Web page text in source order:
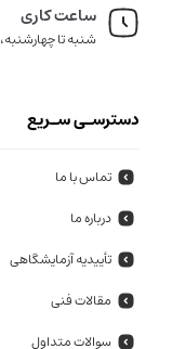
ساعت کاری
شنبه تا چهارشنبه، 9 الی 18
دسترسـی سـریع
تماس با ما
درباره ما
تأییدیه آزمایشگاهی
مقالات فنی
سوالات متداول